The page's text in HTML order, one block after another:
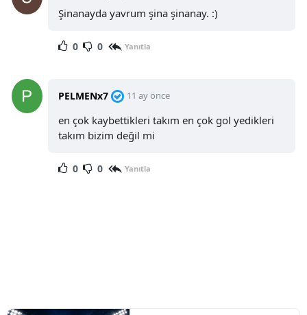
Şinanayda yavrum şina şinanay. :)
0 0 Yanıtla
PELMENx7 11 ay önce
en çok kaybettikleri takım en çok gol yedikleri
takım bizim değil mi
0 0 Yanıtla